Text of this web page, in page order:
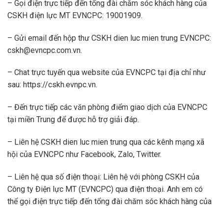
– Gọi điện trực tiếp đến tổng đài chăm sóc khách hàng của
CSKH điện lực MT EVNCPC: 19001909.
– Gửi email đến hộp thư CSKH dien luc mien trung EVNCPC:
cskh@evncpc.com.vn.
– Chat trực tuyến qua website của EVNCPC tại địa chỉ như
sau: https://cskh.evnpc.vn.
– Đến trực tiếp các văn phòng điểm giao dịch của EVNCPC
tại miền Trung để được hỗ trợ giải đáp.
– Liên hệ CSKH dien luc mien trung qua các kênh mạng xã
hội của EVNCPC như Facebook, Zalo, Twitter.
– Liên hệ qua số điện thoại: Liên hệ với phòng CSKH của
Công ty Điện lực MT (EVNCPC) qua điện thoại. Anh em có
thể gọi điện trực tiếp đến tổng đài chăm sóc khách hàng của